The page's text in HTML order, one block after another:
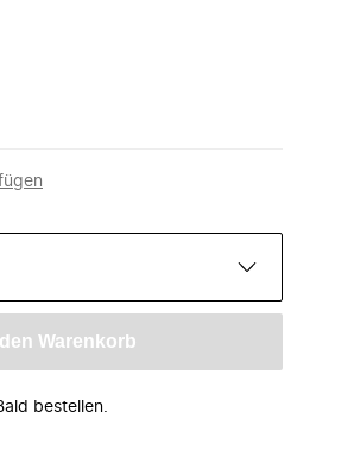
den Warenkorb
bestellen.